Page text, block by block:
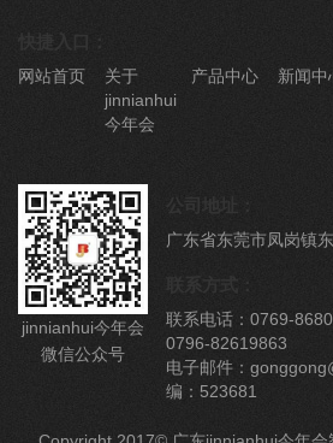
网站首页
关于
jinnianhui
今年会
产品中心 新闻中
jinnianhui今年会
微信公众号
公司地址：
广东省东莞市凤岗镇
联系电话：0769-
0796-82619863
电子邮件：
编：523681